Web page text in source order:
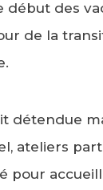
des
de la
détendue
ateliers
pour